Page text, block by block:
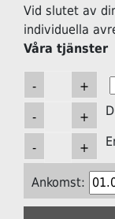
Vid slutet av
individuella
Våra tjänster
Ankomst: